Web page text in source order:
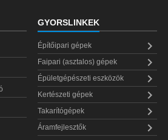
GYORSLINKEK
Építőipari gépek 
Faipari (asztalos) gépek 
Épületgépészeti eszközök 
Kertészeti gépek 
Takarítógépek 
Áramfejlesztők 